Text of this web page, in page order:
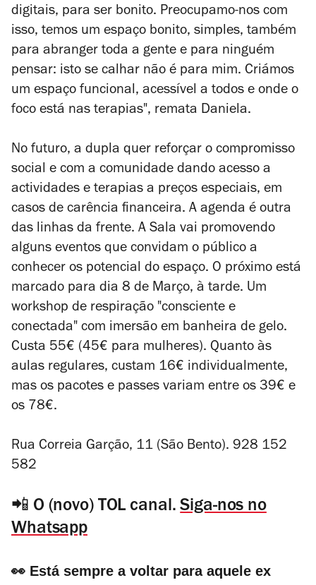
digitais, para ser bonito. Preocupamo-nos com
isso, temos um espaço bonito, simples, também
para abranger toda a gente e para ninguém
pensar: isto se calhar não é para mim. Criámos
um espaço funcional, acessível a todos e onde o
foco está nas terapias", remata Daniela.
No futuro, a dupla quer reforçar o compromisso
social e com a comunidade dando acesso a
actividades e terapias a preços especiais, em
casos de carência financeira. A agenda é outra
das linhas da frente. A Sala vai promovendo
alguns eventos que convidam o público a
conhecer os potencial do espaço. O próximo está
marcado para dia 8 de Março, à tarde. Um
workshop de respiração "consciente e
conectada" com imersão em banheira de gelo.
Custa 55€ (45€ para mulheres). Quanto às
aulas regulares, custam 16€ individualmente,
mas os pacotes e passes variam entre os 39€ e
os 78€.
Rua Correia Garção, 11 (São Bento). 928 152
582
📲 O (novo) TOL canal. Siga-nos no
Whatsapp
👀 Está sempre a voltar para aquele ex